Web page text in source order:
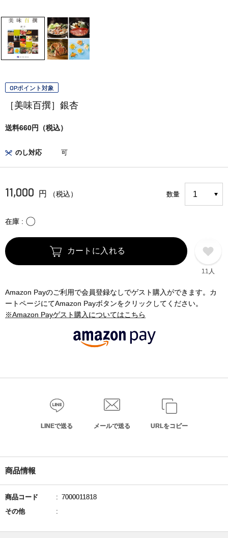
OPポイント対象
［美味百撰］銀杏
送料660円（税込）
のし対応 可
11,000 円 （税込） 数量
在庫 〇
カートに入れる
11人
Amazon Payのご利用で会員登録なしでゲスト購入ができます。カ
ートページにてAmazon Payボタンをクリックしてください。
※Amazon Payゲスト購入についてはこちら
LINEで送る メールで送る URLをコピー
商品情報
商品コード
7000011818
その他